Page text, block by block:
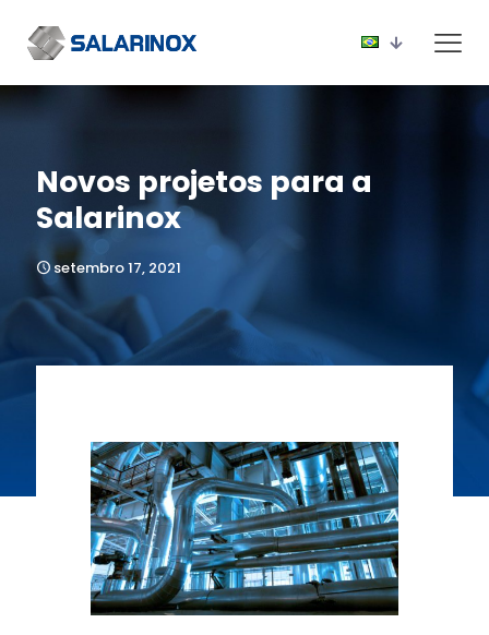
Novos projetos para a
Salarinox
setembro 17, 2021